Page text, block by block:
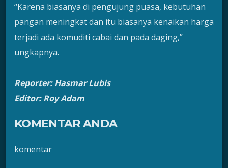
“Karena biasanya di pengujung puasa, kebutuhan
pangan meningkat dan itu biasanya kenaikan harga
terjadi ada komuditi cabai dan pada daging,”
ungkapnya.
Reporter: Hasmar Lubis
Editor: Roy Adam
KOMENTAR ANDA
komentar